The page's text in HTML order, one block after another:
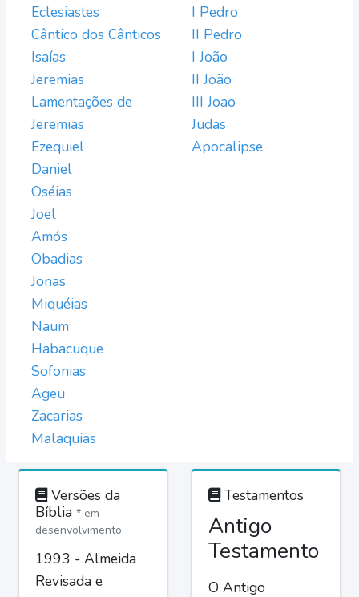
Eclesiastes
Cântico dos Cânticos
Isaías
Jeremias
Lamentações de
Jeremias
Ezequiel
Daniel
Oséias
Joel
Amós
Obadias
Jonas
Miquéias
Naum
Habacuque
Sofonias
Ageu
Zacarias
Malaquias
I Pedro
II Pedro
I João
II João
III Joao
Judas
Apocalipse
Versões da
Bíblia * em
desenvolvimento
1993 - Almeida
Revisada e
Testamentos
Antigo
Testamento
O Antigo